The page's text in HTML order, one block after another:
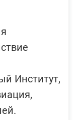
Институт,